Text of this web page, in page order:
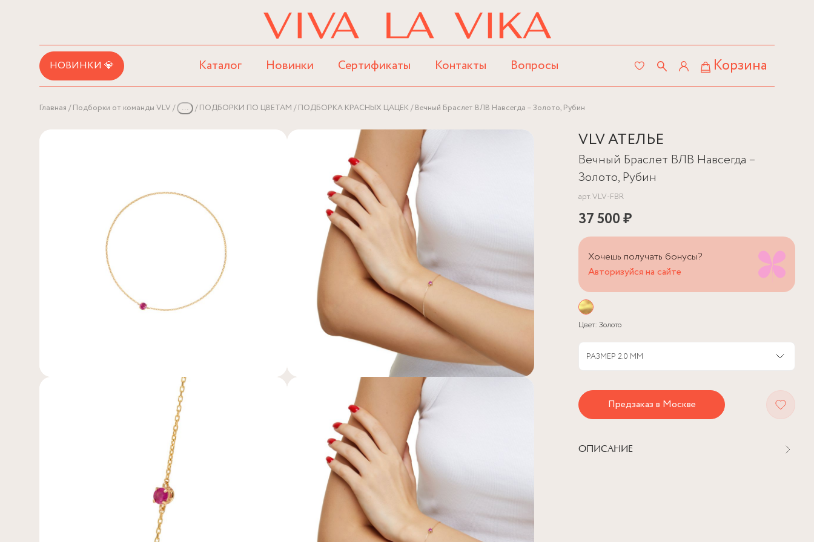
НОВИНКИ 💎 Каталог Новинки Сертификаты Контакты Вопросы Корзина
Главная Подборки от команды VLV ... ПОДБОРКИ ПО ЦВЕТАМ ПОДБОРКА КРАСНЫХ ЦАЦЕК Вечный Браслет ВЛВ Навсегда – Золото, Рубин
VLV АТЕЛЬЕ
Вечный Браслет ВЛВ Навсегда –
Золото, Рубин
арт.VLV-FBR
37 500 ₽
Хочешь получать бонусы?
Авторизуйся на сайте
Цвет: Золото
РАЗМЕР 2.0 ММ
Предзаказ в Москве
ОПИСАНИЕ